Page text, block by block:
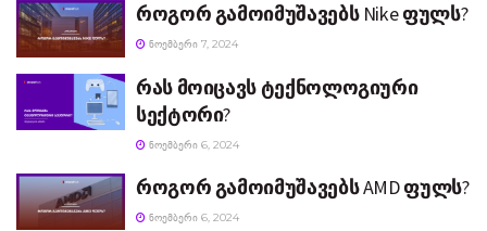
როგორ გამოიმუშავებს Nike ფულს?
ᲜᲝᲔᲛᲑᲔᲠᲘ 7, 2024
რას მოიცავს ტექნოლოგიური
სექტორი?
ᲜᲝᲔᲛᲑᲔᲠᲘ 6, 2024
როგორ გამოიმუშავებს AMD ფულს?
ᲜᲝᲔᲛᲑᲔᲠᲘ 6, 2024